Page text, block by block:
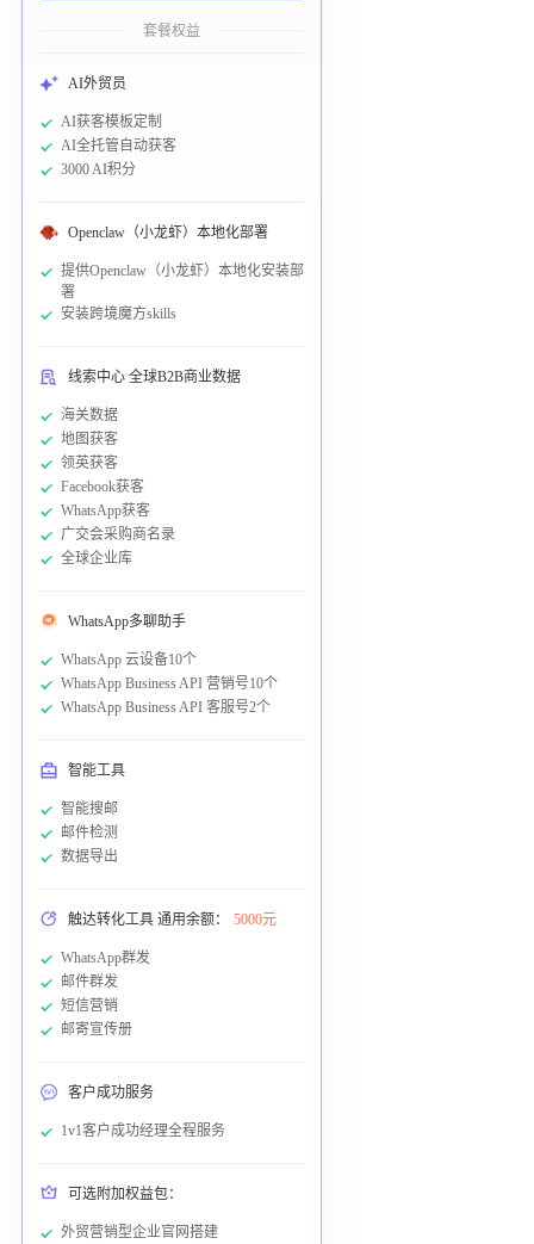
套餐权益
AI外贸员
AI获客模板定制
AI全托管自动获客
3000 AI积分
Openclaw（小龙虾）本地化部署
提供Openclaw（小龙虾）本地化安装部
署
安装跨境魔方skills
线索中心 全球B2B商业数据
海关数据
地图获客
领英获客
Facebook获客
WhatsApp获客
广交会采购商名录
全球企业库
WhatsApp多聊助手
WhatsApp 云设备10个
WhatsApp Business API 营销号10个
WhatsApp Business API 客服号2个
智能工具
智能搜邮
邮件检测
数据导出
触达转化工具 通用余额： 5000元
WhatsApp群发
邮件群发
短信营销
邮寄宣传册
客户成功服务
1v1客户成功经理全程服务
可选附加权益包：
外贸营销型企业官网搭建